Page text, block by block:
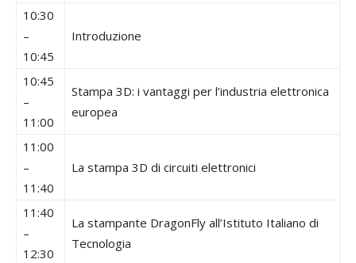
10:30
–
10:45
Introduzione
10:45
–
11:00
Stampa 3D: i vantaggi per l’industria elettronica
europea
11:00
–
11:40
La stampa 3D di circuiti elettronici
11:40
–
12:30
La stampante DragonFly all’Istituto Italiano di
Tecnologia